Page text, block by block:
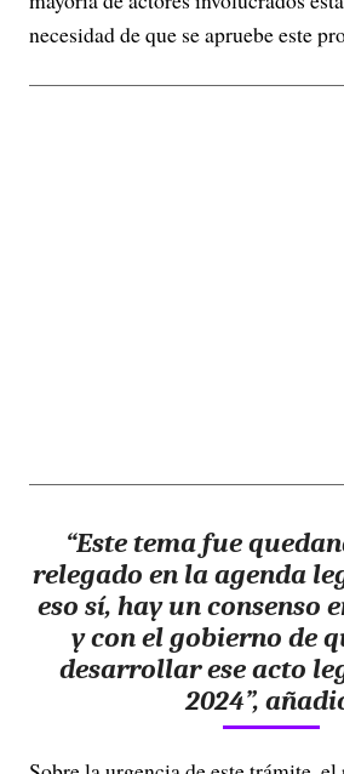
necesidad de que se apruebe este
“Este tema fue
relegado en la agenda
eso sí, hay un consenso
y con el gobierno de
desarrollar ese acto
2024”,